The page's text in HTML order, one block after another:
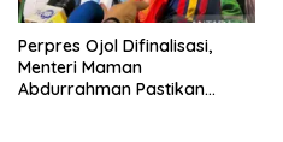
Perpres Ojol Difinalisasi,
Menteri Maman
Abdurrahman Pastikan